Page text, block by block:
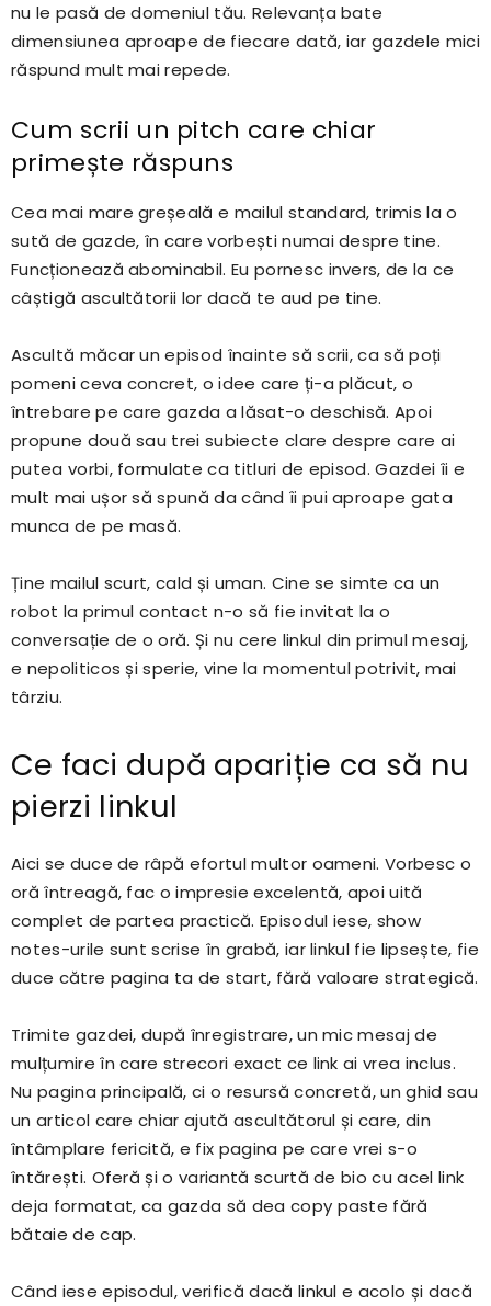
nu le pasă de domeniul tău. Relevanța bate
dimensiunea aproape de fiecare dată, iar gazdele mici
răspund mult mai repede.
Cum scrii un pitch care chiar
primește răspuns
Cea mai mare greșeală e mailul standard, trimis la o
sută de gazde, în care vorbești numai despre tine.
Funcționează abominabil. Eu pornesc invers, de la ce
câștigă ascultătorii lor dacă te aud pe tine.
Ascultă măcar un episod înainte să scrii, ca să poți
pomeni ceva concret, o idee care ți-a plăcut, o
întrebare pe care gazda a lăsat-o deschisă. Apoi
propune două sau trei subiecte clare despre care ai
putea vorbi, formulate ca titluri de episod. Gazdei îi e
mult mai ușor să spună da când îi pui aproape gata
munca de pe masă.
Ține mailul scurt, cald și uman. Cine se simte ca un
robot la primul contact n-o să fie invitat la o
conversație de o oră. Și nu cere linkul din primul mesaj,
e nepoliticos și sperie, vine la momentul potrivit, mai
târziu.
Ce faci după apariție ca să nu
pierzi linkul
Aici se duce de râpă efortul multor oameni. Vorbesc o
oră întreagă, fac o impresie excelentă, apoi uită
complet de partea practică. Episodul iese, show
notes-urile sunt scrise în grabă, iar linkul fie lipsește, fie
duce către pagina ta de start, fără valoare strategică.
Trimite gazdei, după înregistrare, un mic mesaj de
mulțumire în care strecori exact ce link ai vrea inclus.
Nu pagina principală, ci o resursă concretă, un ghid sau
un articol care chiar ajută ascultătorul și care, din
întâmplare fericită, e fix pagina pe care vrei s-o
întărești. Oferă și o variantă scurtă de bio cu acel link
deja formatat, ca gazda să dea copy paste fără
bătaie de cap.
Când iese episodul, verifică dacă linkul e acolo și dacă